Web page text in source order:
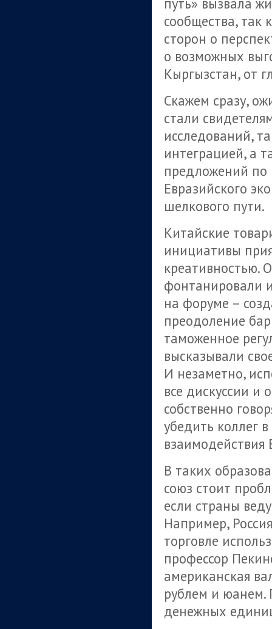
сообщества, так
сторон о
о возможных
Кыргызстан, от
Скажем сразу,
стали
исследований,
интеграцией, а
предложений по
Евразийского
шелкового пути.
Китайские
инициативы
креативностью.
фонтанировали
на форуме –
преодоление
таможенное
высказывали
И незаметно,
все дискуссии и
собственно
убедить коллег
В таких
союз стоит
если страны
Например,
торговле
профессор
американская
рублем и юанем.
денежных